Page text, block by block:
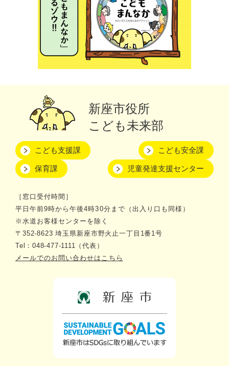
新座市役所
こども未来部
こども支援課
保育課
こども安全課
児童発達支援センター
［窓口受付時間］
平日午前9時から午後4時30分まで（出入り口も同様）
※水道お客様センターを除く
〒352-8623 埼玉県新座市野火止一丁目1番1号
Tel：048-477-1111（代表）
メールでのお問い合わせはこちら